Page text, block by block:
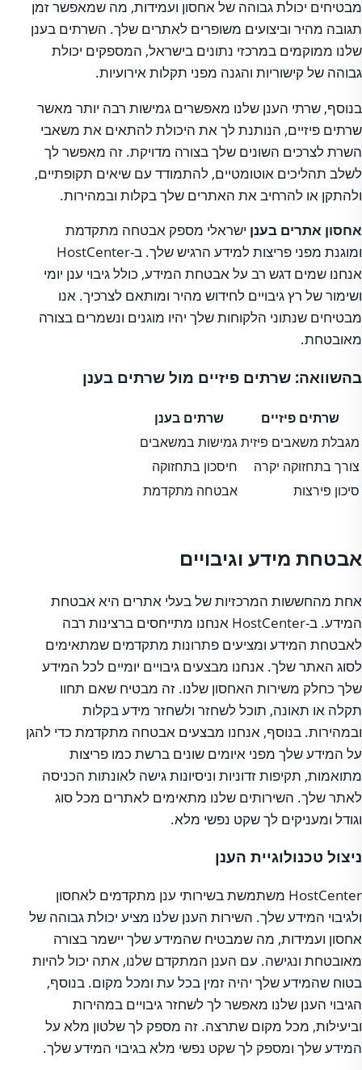
מבטיחים יכולת גבוהה של אחסון ועמידות, מה שמאפשר זמן
תגובה מהיר וביצועים משופרים לאתרים שלך. השרתים בענן
שלנו ממוקמים במרכזי נתונים בישראל, המספקים יכולת
גבוהה של קישוריות והגנה מפני תקלות אירועיות.
בנוסף, שרתי הענן שלנו מאפשרים גמישות רבה יותר מאשר
שרתים פיזיים, הנותנת לך את היכולת להתאים את משאבי
השרת לצרכים השונים שלך בצורה מדויקת. זה מאפשר לך
לשלב תהליכים אוטומטיים, להתמודד עם שיאים תקופתיים,
ולהתקן או להרחיב את האתרים שלך בקלות ובמהירות.
אחסון אתרים בענן ישראלי מספק אבטחה מתקדמת
ומוגנת מפני פריצות למידע הרגיש שלך. ב-HostCenter
אנחנו שמים דגש רב על אבטחת המידע, כולל גיבוי ענן יומי
ושימור של רץ גיבויים לחידוש מהיר ומותאם לצרכיך. אנו
מבטיחים שנתוני הלקוחות שלך יהיו מוגנים ונשמרים בצורה
מאובטחת.
בהשוואה: שרתים פיזיים מול שרתים בענן
שרתים פיזיים
שרתים בענן
מגבלת משאבים פיזיתגמישות במשאבים
צורך בתחזוקה יקרה
חיסכון בתחזוקה
סיכון פירצות
אבטחה מתקדמת
אבטחת מידע וגיבויים
אחת מהחששות המרכזיות של בעלי אתרים היא אבטחת
המידע. ב-HostCenter אנחנו מתייחסים ברצינות רבה
לאבטחת המידע ומציעים פתרונות מתקדמים שמתאימים
לסוג האתר שלך. אנחנו מבצעים גיבויים יומיים לכל המידע
שלך כחלק משירות האחסון שלנו. זה מבטיח שאם תחוו
תקלה או תאונה, תוכל לשחזר ולשחזר מידע בקלות
ובמהירות. בנוסף, אנחנו מבצעים אבטחה מתקדמת כדי להגן
על המידע שלך מפני איומים שונים ברשת כמו פריצות
מתואמות, תקיפות זדוניות וניסיונות גישה לאונתות הכניסה
לאתר שלך. השירותים שלנו מתאימים לאתרים מכל סוג
וגודל ומעניקים לך שקט נפשי מלא.
ניצול טכנולוגיית הענן
HostCenter משתמשת בשירותי ענן מתקדמים לאחסון
ולגיבוי המידע שלך. השירות הענן שלנו מציע יכולת גבוהה של
אחסון ועמידות, מה שמבטיח שהמידע שלך יישמר בצורה
מאובטחת ונגישה. עם הענן המתקדם שלנו, אתה יכול להיות
בטוח שהמידע שלך יהיה זמין בכל עת ומכל מקום. בנוסף,
הגיבוי הענן שלנו מאפשר לך לשחזר גיבויים במהירות
וביעילות, מכל מקום שתרצה. זה מספק לך שלטון מלא על
המידע שלך ומספק לך שקט נפשי מלא בגיבוי המידע שלך.